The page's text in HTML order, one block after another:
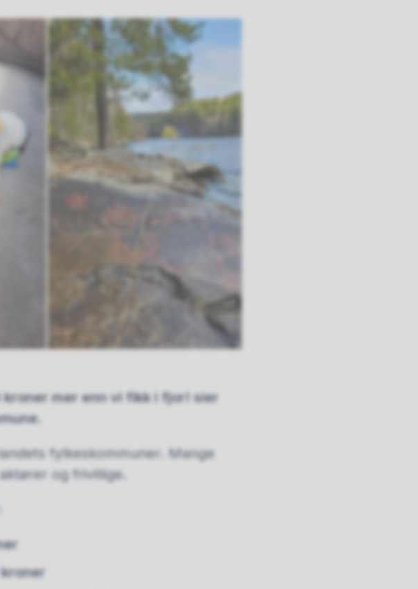
mer enn vi fikk i fjor! sier
fylkeskommuner. Mange
og frivillige.